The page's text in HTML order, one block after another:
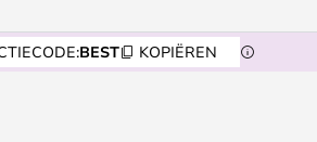
BEST KOPIËREN